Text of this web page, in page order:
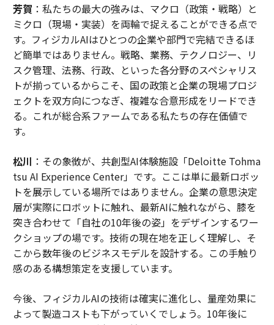
芳賀 ：私たちの最大の強みは、マクロ（政策・戦略）と
ミクロ（現場・実装）を両輪で捉えることができる点で
す。フィジカルAIはひとつの企業や部門で完結できるほ
ど簡単ではありません。戦略、業務、テクノロジー、リ
スク管理、法務、行政、といった各分野のスペシャリス
トが揃っているからこそ、国の政策と企業の現場プロジ
ェクトを双方向につなぎ、複雑な合意形成をリードでき
る。これが総合系ファームである私たちの存在価値で
す。
松川 ：その象徴が、共創型AI体験施設「Deloitte Tohma
tsu AI Experience Center」です。ここは単に最新ロボッ
トを展示している場所ではありません。企業の意思決定
層が実際にロボットに触れ、最新AIに触れながら、膝を
突き合わせて「自社の10年後の姿」をデザインするワー
クショップの場です。技術の現在地を正しく理解し、そ
こから数年後のビジネスモデルを設計する。この手触り
感のある構想策定を支援しています。
今後、フィジカルAIの技術は確実に進化し、量産効果に
よって製造コストも下がっていくでしょう。10年後に